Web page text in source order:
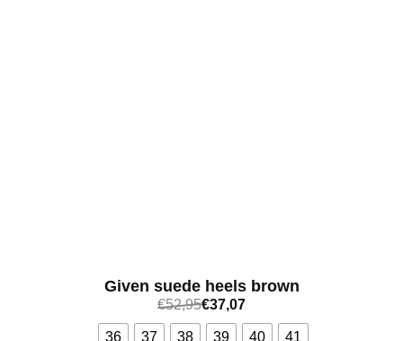
Given suede heels brown
€52,95€37,07
36 37 38 39 40 41